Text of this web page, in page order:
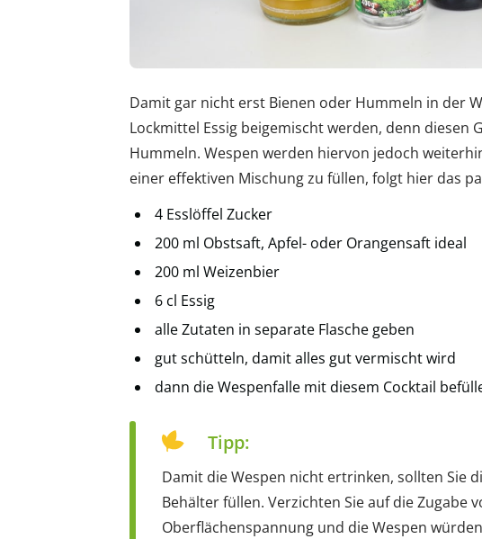
Damit gar nicht erst Bienen oder Hummeln in der
Lockmittel Essig beigemischt werden, denn diesen
Hummeln. Wespen werden hiervon jedoch
einer effektiven Mischung zu füllen, folgt hier das
4 Esslöffel Zucker
200 ml Obstsaft, Apfel- oder Orangensaft ideal
200 ml Weizenbier
6 cl Essig
alle Zutaten in separate Flasche geben
gut schütteln, damit alles gut vermischt wird
dann die Wespenfalle mit diesem Cocktail
Tipp:
Damit die Wespen nicht ertrinken, sollten Sie
Behälter füllen. Verzichten Sie auf die Zugabe
Oberflächenspannung und die Wespen